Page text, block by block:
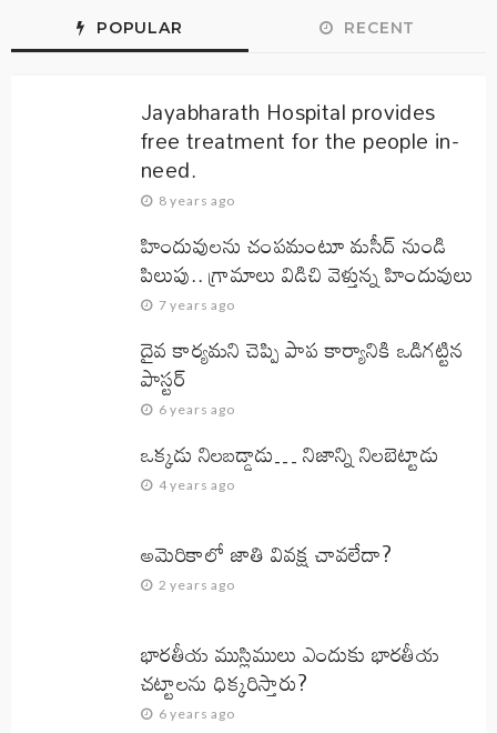
POPULAR RECENT
Jayabharath Hospital provides
free treatment for the people in-
need.
8 years ago
హిందువులను చంపమంటూ మసీద్ నుండి
పిలుపు.. గ్రామాలు విడిచి వెళ్తున్న హిందువులు
7 years ago
దైవ కార్యమని చెప్పి పాప కార్యానికి ఒడిగట్టిన
పాస్టర్
6 years ago
ఒక్కడు నిలబడ్డాడు… నిజాన్ని నిలబెట్టాడు
4 years ago
అమెరికాలో జాతి వివక్ష చావలేదా?
2 years ago
భారతీయ ముస్లిములు ఎందుకు భారతీయ
చట్టాలను ధిక్కరిస్తారు?
6 years ago